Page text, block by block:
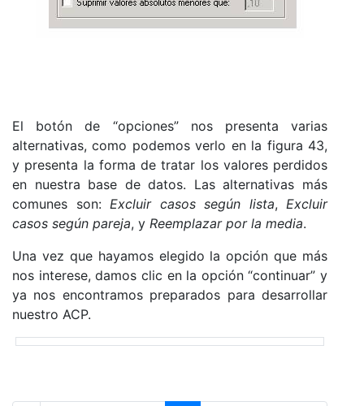
El botón de “opciones” nos presenta varias
alternativas, como podemos verlo en la figura 43,
y presenta la forma de tratar los valores perdidos
en nuestra base de datos. Las alternativas más
comunes son: Excluir casos según lista, Excluir
casos según pareja, y Reemplazar por la media.
Una vez que hayamos elegido la opción que más
nos interese, damos clic en la opción “continuar” y
ya nos encontramos preparados para desarrollar
nuestro ACP.